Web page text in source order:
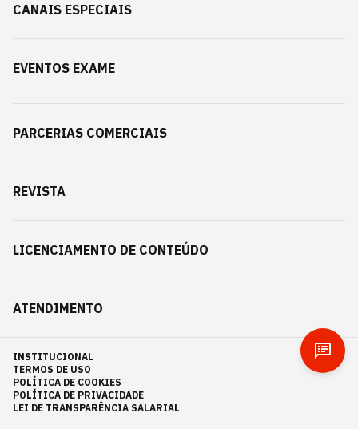
CANAIS ESPECIAIS
EVENTOS EXAME
PARCERIAS COMERCIAIS
REVISTA
LICENCIAMENTO DE CONTEÚDO
ATENDIMENTO
INSTITUCIONAL
TERMOS DE USO
POLÍTICA DE COOKIES
POLÍTICA DE PRIVACIDADE
LEI DE TRANSPARÊNCIA SALARIAL